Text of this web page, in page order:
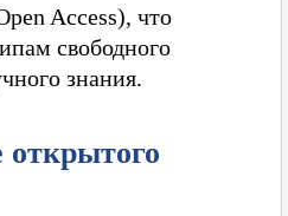
Access), что
свободного
знания.
открытого